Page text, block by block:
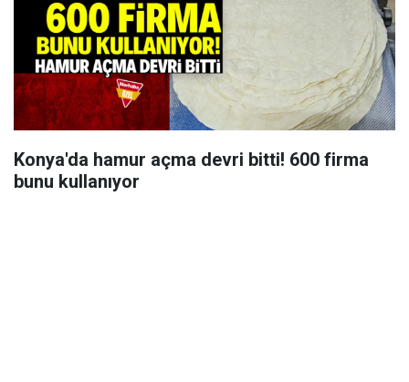
Konya'da hamur açma devri bitti! 600 firma
bunu kullanıyor